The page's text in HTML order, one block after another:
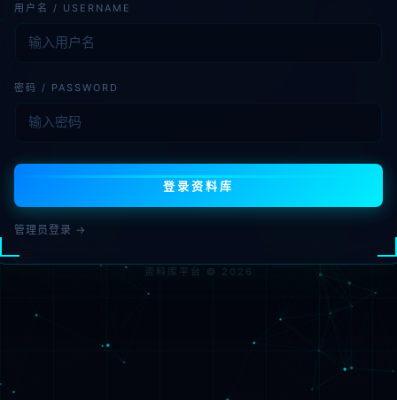
用户名 / USERNAME
密码 / PASSWORD
登录资料库
管理员登录 →
资料库平台 © 2026